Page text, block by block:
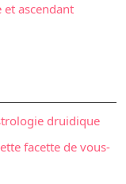
ascendant
druidique
facette de vous-